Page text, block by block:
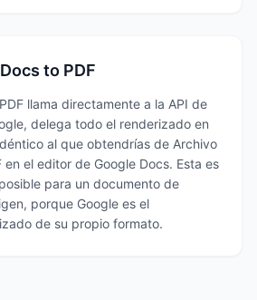
to PDF
llama directamente a la API de
delega todo el renderizado en
al que obtendrías de Archivo
en el editor de Google Docs. Esta es
para un documento de
porque Google es el
de su propio formato.